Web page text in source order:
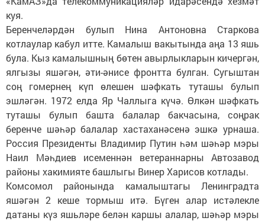
куя.
Беренчеләрдән булып Нина Антоновна Старкова
котлаулар кабул итте. Камалыш вакытында аңа 13 яшь
була. Кыз камалышның бөтен авырлыкларын кичергән,
ялгызы яшәгән, әти-әнисе фронтта булган. Сугыштан
соң гомернең күп өлешен шәфкать туташы булып
эшләгән. 1972 елда Яр Чаллыга күчә. Өлкән шәфкать
туташы булып башта балалар бакчасына, соңрак
беренче шәһәр балалар хастаханәсенә эшкә урнаша.
Россия Президенты Владимир Путин һәм шәһәр мэры
Наил Мәһдиев исеменнән ветераннарны Автозавод
районы хакимияте башлыгы Винер Харисов котлады.
Комсомол районында камалыштагы Ленинградта
яшәгән 2 кеше тормыш итә. Бүген алар истәлекле
датаны күз яшьләре белән каршы алалар, шәһәр мэры